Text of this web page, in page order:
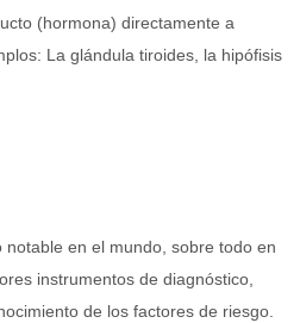
(hormona) directamente a
La glándula tiroides, la hipófisis
en el mundo, sobre todo en
instrumentos de diagnóstico,
de los factores de riesgo.